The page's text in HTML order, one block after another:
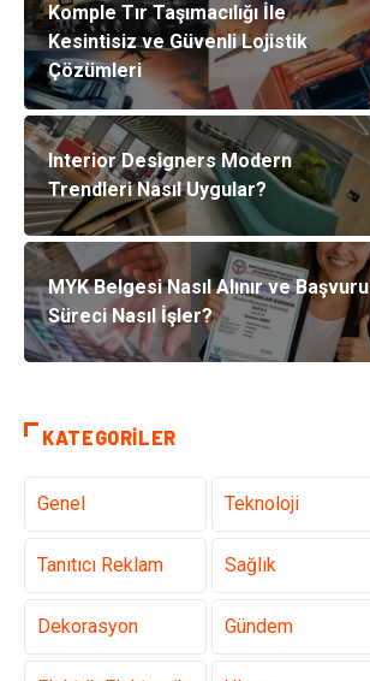
Komple Tır Taşımacılığı İle
Kesintisiz ve Güvenli Lojistik
Çözümleri
Interior Designers Modern
Trendleri Nasıl Uygular?
MYK Belgesi Nasıl Alınır ve Başvuru
Süreci Nasıl İşler?
KATEGORILER
Genel Teknoloji
Tanıtıcı Reklam Sağlık
Dekorasyon Gündem